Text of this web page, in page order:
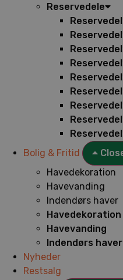
Reservedele
Bolig & Fritid
Havedekoration
Havevanding
Indendørs haver
Havedekoration
Havevanding
Indendørs haver
Nyheder
Restsalg